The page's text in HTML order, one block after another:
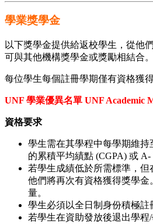
學業獎學金
以下獎學金提供給返校學生，從他
可與其他機構獎學金或獎勵相結合。
每位學生每個註冊學期僅有資格獲
UNF 學業優異名單 UNF Academic
資格要求
學生需在其學程中每學期維持
的累積平均績點 (CGPA) 或 A-
若學生成績低於所需標準，但
他們將再次有資格獲得獎學
量。
學生必須以全日制身份積極註
若學生在資助發放後退出學